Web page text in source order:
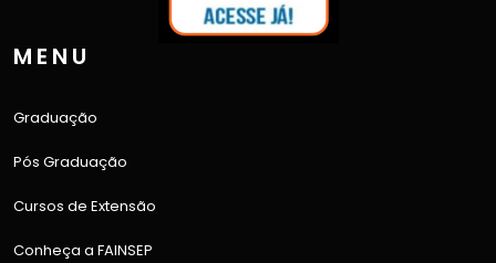
MENU
Graduação
Pós Graduação
Cursos de Extensão
Conheça a FAINSEP